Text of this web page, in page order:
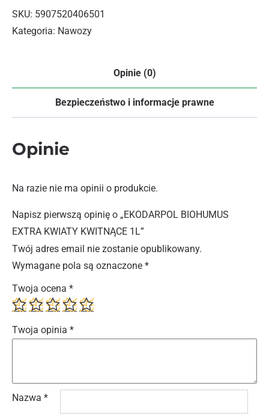
SKU: 5907520406501
Kategoria: Nawozy
Opinie (0)
Bezpieczeństwo i informacje prawne
Opinie
Na razie nie ma opinii o produkcie.
Napisz pierwszą opinię o „EKODARPOL BIOHUMUS
EXTRA KWIATY KWITNĄCE 1L”
Twój adres email nie zostanie opublikowany.
Wymagane pola są oznaczone *
Twoja ocena *
Twoja opinia *
Nazwa *